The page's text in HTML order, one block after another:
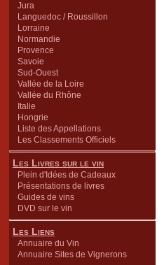
Jura
Languedoc / Roussillon
Lorraine
Normandie
Provence
Savoie
Sud-Ouest
Vallée de la Loire
Vallée du Rhône
Italie
Hongrie
Liste des Appellations
Les Classements Officiels
Les Livres sur le vin
Plein d'Idées de Cadeaux
Présentations de livres
Guides de vins
DVD sur le vin
Les Liens
Annuaire du Vin
Annuaire Sites de Vignerons